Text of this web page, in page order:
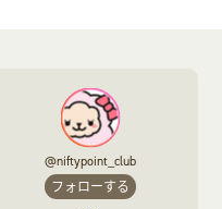
@niftypoint_club
フォローする